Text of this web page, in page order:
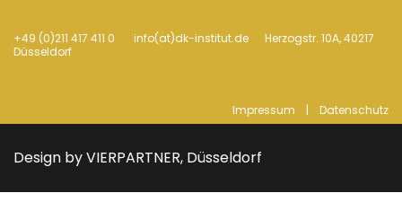
+49 (0)211 417 411 0 info(at)dk-institut.de Her­zogstr. 10A, 40217
Düsseldorf
Impressum | Datenschutz
Design by VIERPARTNER, Düsseldorf